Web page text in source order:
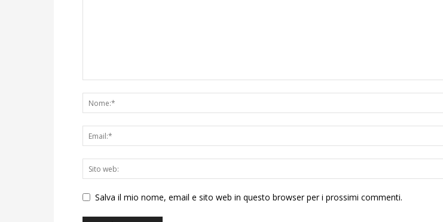
Salva il mio nome, email e sito web in questo browser per i prossimi commenti.